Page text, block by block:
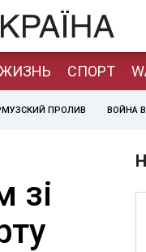
ЖИЗНЬ СПОРТ
ПРОЛИВ ВОЙНА
зі